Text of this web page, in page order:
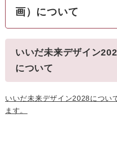
画）について
いいだ未来デザイン
について
いいだ未来デザイン2028につい
ます。